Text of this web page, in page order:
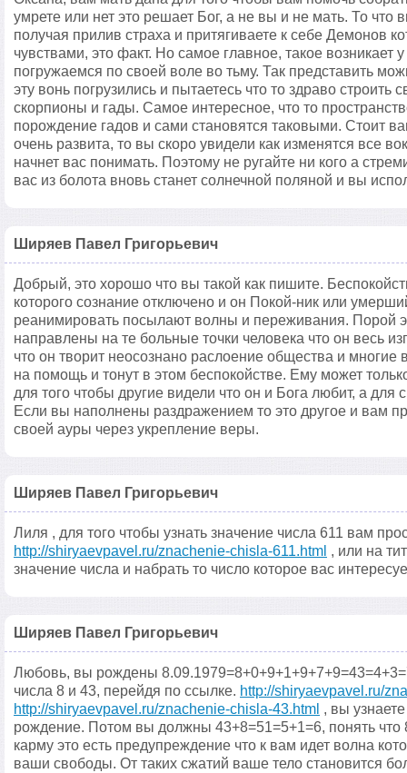
умрете или нет это решает Бог, а не вы и не мать. То что
получая прилив страха и притягиваете к себе Демонов
чувствами, это факт. Но самое главное, такое возникает
погружаемся по своей воле во тьму. Так представить
эту вонь погрузились и пытаетесь что то здраво строить
скорпионы и гады. Самое интересное, что то
порождение гадов и сами становятся таковыми. Стоит
очень развита, то вы скоро увидели как изменятся все
начнет вас понимать. Поэтому не ругайте ни кого а
вас из болота вновь станет солнечной поляной и вы
Ширяев Павел Григорьевич
Добрый, это хорошо что вы такой как пишите.
которого сознание отключено и он Покой-ник или
реанимировать посылают волны и переживания. Порой
направлены на те больные точки человека что он весь
что он творит неосознано раслоение общества и многие
на помощь и тонут в этом беспокойстве. Ему может
для того чтобы другие видели что он и Бога любит, а для
Если вы наполнены раздражением то это другое и вам
своей ауры через укрепление веры.
Ширяев Павел Григорьевич
Лиля , для того чтобы узнать значение числа 611 вам
http://shiryaevpavel.ru/znachenie-chisla-611.html , или на
значение числа и набрать то число которое вас
Ширяев Павел Григорьевич
Любовь, вы рождены
числа 8 и 43, перейдя по ссылке. http://shiryaevpavel.ru/
http://shiryaevpavel.ru/znachenie-chisla-43.html , вы
рождение. Потом вы должны 43+8=51=5+1=6, понять что
карму это есть предупреждение что к вам идет волна
ваши свободы. От таких сжатий ваше тело становится